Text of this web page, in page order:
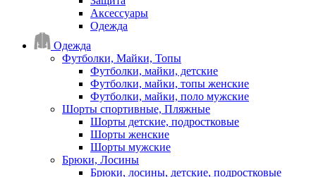
Аксессуары
Одежда
Одежда
Футболки, Майки, Топы
Футболки, майки, детские
Футболки, майки, топы женские
Футболки, майки, поло мужские
Шорты спортивные, Пляжные
Шорты детские, подростковые
Шорты женские
Шорты мужские
Брюки, Лосины
Брюки, лосины, детские, подростковые